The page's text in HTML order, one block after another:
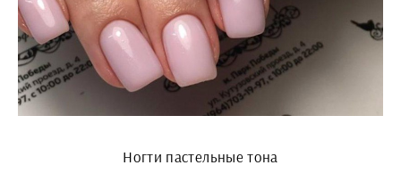
Ногти пастельные тона